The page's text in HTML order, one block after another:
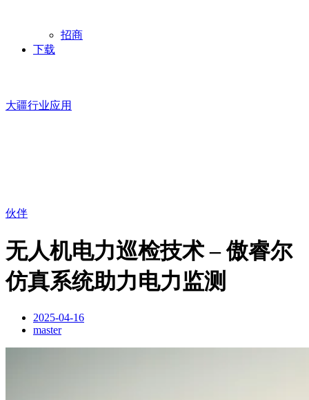
招商
下载
大疆行业应用
伙伴
无人机电力巡检技术 – 傲睿尔
仿真系统助力电力监测
2025-04-16
master